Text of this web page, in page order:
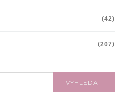
(42)
(207)
VYHLEDAT